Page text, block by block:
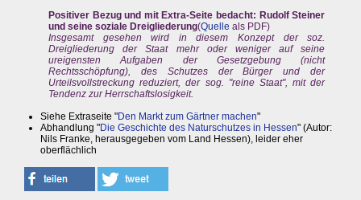
Positiver Bezug und mit Extra-Seite bedacht: Rudolf Steiner
und seine soziale Dreigliederung(Quelle als PDF)
Insgesamt gesehen wird in diesem Konzept der soz.
Dreigliederung der Staat mehr oder weniger auf seine
ureigensten Aufgaben der Gesetzgebung (nicht
Rechtsschöpfung), des Schutzes der Bürger und der
Urteilsvollstreckung reduziert, der sog. "reine Staat", mit der
Tendenz zur Herrschaftslosigkeit.
Siehe Extraseite "Den Markt zum Gärtner machen"
Abhandlung "Die Geschichte des Naturschutzes in Hessen" (Autor:
Nils Franke, herausgegeben vom Land Hessen), leider eher
oberflächlich